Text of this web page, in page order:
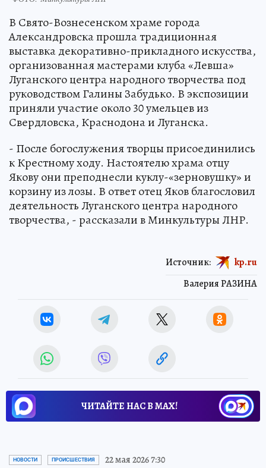
В Свято-Вознесенском храме города
Александровска прошла традиционная
выставка декоративно-прикладного искусства,
организованная мастерами клуба «Левша»
Луганского центра народного творчества под
руководством Галины Забудько. В экспозиции
приняли участие около 30 умельцев из
Свердловска, Краснодона и Луганска.
- После богослужения творцы присоединились
к Крестному ходу. Настоятелю храма отцу
Якову они преподнесли куклу-«зерновушку» и
корзину из лозы. В ответ отец Яков благословил
деятельность Луганского центра народного
творчества, - рассказали в Минкультуры ЛНР.
Валерия РАЗИНА
Источник: kp.ru
ЧИТАЙТЕ НАС В МАХ!
НОВОСТИ ПРОИСШЕСТВИЯ 22 мая 2026 7:30